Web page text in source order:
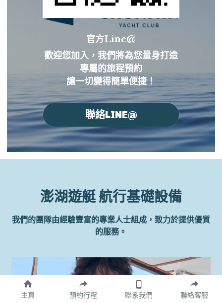
官方Line@
歡迎您加入，我們將為您量身打造
專屬的旅程預約
讓一切變得簡單便捷！
聯絡LINE@
澎湖遊艇 航行基礎設備
我們的團隊由經驗豐富的專業人士組成，致力於提供優質
的服務。
主頁 預約行程 聯系我們 聯絡客服